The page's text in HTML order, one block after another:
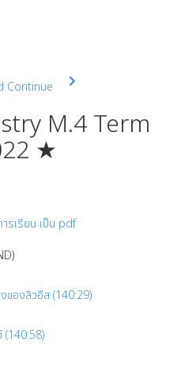
Continue
M.4 Term
★
รเรียน เป็น pdf
ของลิวอีส (140:29)
(140:58)